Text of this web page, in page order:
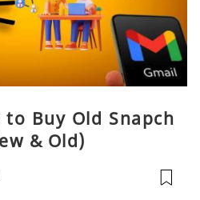
to Buy Old Snapch
& Old)